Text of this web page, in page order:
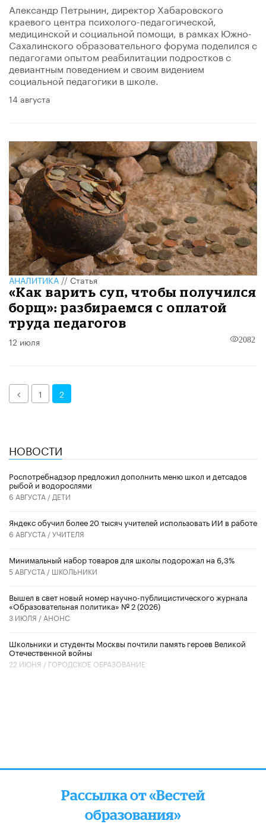
Александр Петрынин, директор Хабаровского
краевого центра психолого-педагогической,
медицинской и социальной помощи, в рамках Южно-
Сахалинского образовательного форума поделился с
педагогами опытом реабилитации подростков с
девиантным поведением и своим видением
социальной педагогики в школе.
14 августа
АНАЛИТИКА//Статья
«Как варить суп, чтобы получился
борщ»: разбираемся с оплатой
труда педагогов
12 июля 2082
Назад1 2
НОВОСТИ
Роспотребнадзор предложил дополнить меню школ и детсадов
рыбой и водорослями
6 АВГУСТА / ДЕТИ
​Яндекс обучил более 20 тысяч учителей использовать ИИ в работе
6 АВГУСТА /УЧИТЕЛЯ
Минимальный набор товаров для школы подорожал на 6,3%
5 АВГУСТА / ШКОЛЬНИКИ
Вышел в свет новый номер научно-публицистического журнала
«Образовательная политика» № 2 (2026)
3 ИЮЛЯ / АНОНС
Школьники и студенты Москвы почтили память героев Великой
Отечественной войны
22 ИЮНЯ / ГОРОДСКОЕ ОБРАЗОВАНИЕ
Рассылка от «Вестей
образования»